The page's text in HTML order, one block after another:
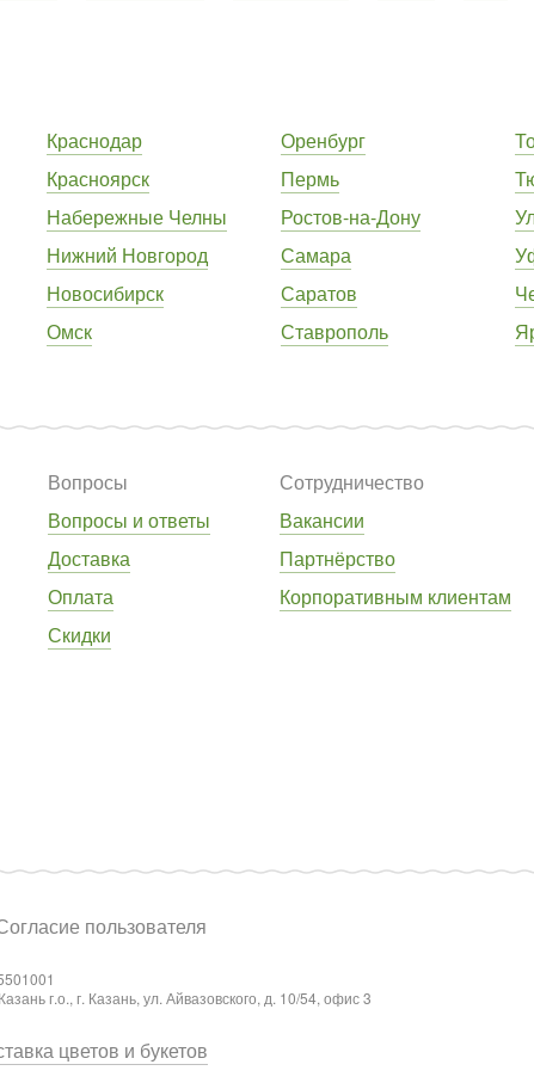
Краснодар
Красноярск
Набережные Челны
Нижний Новгород
Новосибирск
Омск
Оренбург
Пермь
Ростов-на-Дону
Самара
Саратов
Ставрополь
Вопросы
Вопросы и ответы
Доставка
Оплата
Скидки
Сотрудничество
Вакансии
Партнёрство
Корпоративным клиентам
пользователя
г.о., г. Казань, ул. Айвазовского, д. 10/54, офис 3
цветов и букетов